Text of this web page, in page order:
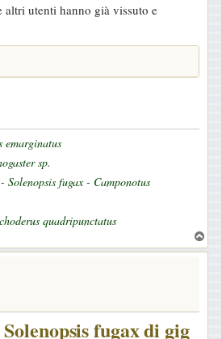
altri utenti hanno già vissuto e
emarginatus
sp.
Solenopsis fugax - Camponotus
quadripunctatus
o
fugax di gig